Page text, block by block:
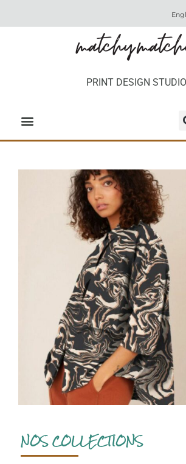
PRINT DESIGN STUDIO
NOS COLLECTIONS